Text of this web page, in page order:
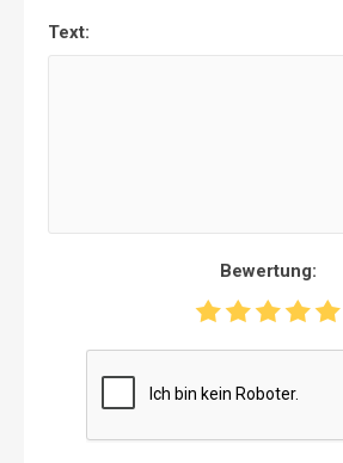
Text:
Bewertung: